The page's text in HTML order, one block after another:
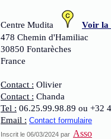
Centre Mudita
Voir la
478 Chemin d'Hamiliac
30850 Fontarèches
France
Contact : Olivier
Contact : Chanda
Tel : 06.25.99.98.89 ou +32
Email : Contact formulaire
Inscrit le 06/03/2024 par Asso